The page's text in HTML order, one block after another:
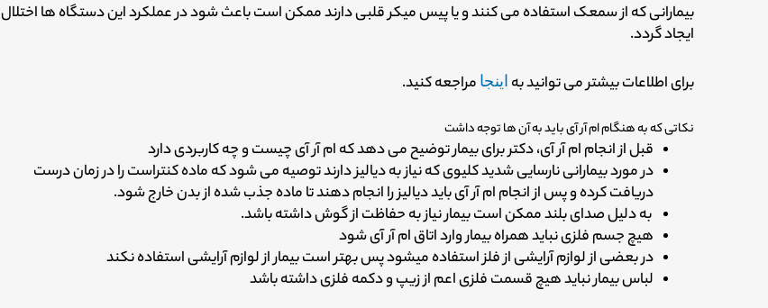
بیمارانی که از سمعک استفاده می کنند و یا پیس میکر قلبی دارند ممکن است باعث شود در عملکرد این دستگاه ها اختلال
ایجاد گردد.
برای اطلاعات بیشتر می توانید به اینجا مراجعه کنید.
نکاتی که به هنگام ام آر آی باید به آن ها توجه داشت
قبل از انجام ام آر آی، دکتر برای بیمار توضیح می دهد که ام آر آی چیست و چه کاربردی دارد
در مورد بیمارانی نارسایی شدید کلیوی که نیاز به دیالیز دارند توصیه می شود که ماده کنتراست را در زمان درست
دریافت کرده و پس از انجام ام آر آی باید دیالیز را انجام دهند تا ماده جذب شده از بدن خارج شود.
به دلیل صدای بلند ممکن است بیمار نیاز به حفاظت از گوش داشته باشد.
هیچ جسم فلزی نباید همراه بیمار وارد اتاق ام آر آی شود
در بعضی از لوازم آرایشی از فلز استفاده میشود پس بهتر است بیمار از لوازم آرایشی استفاده نکند
لباس بیمار نباید هیچ قسمت فلزی اعم از زیپ و دکمه فلزی داشته باشد